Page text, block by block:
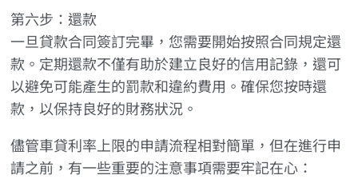
第六步：還款
一旦貸款合同簽訂完畢，您需要開始按照合同規定還
款。定期還款不僅有助於建立良好的信用記錄，還可
以避免可能產生的罰款和違約費用。確保您按時還
款，以保持良好的財務狀況。
儘管車貸利率上限的申請流程相對簡單，但在進行申
請之前，有一些重要的注意事項需要牢記在心：